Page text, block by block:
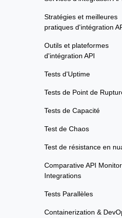
Stratégies et meilleures
pratiques d'intégration
Outils et plateformes
d'intégration API
Tests d'Uptime
Tests de Point de
Tests de Capacité
Test de Chaos
Test de résistance en
Comparative API
Integrations
Tests Parallèles
Containerization &